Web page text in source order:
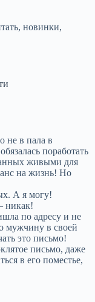
новинки,
не в пала в
поработать
живыми для
на жизнь! Но
А я могу!
никак!
по адресу и не
мужчину в своей
это письмо!
письмо, даже
в его поместье,